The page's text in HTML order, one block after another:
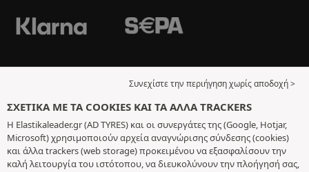
Συνεχίστε την περιήγηση χωρίς αποδοχή >
ΣΧΕΤΙΚΆ ΜΕ ΤΑ COOKIES ΚΑΙ ΤΑ ΆΛΛΑ TRACKERS
Η Elastikaleader.gr (AD TYRES) και οι συνεργάτες της (Google, Hotjar,
Microsoft) χρησιμοποιούν αρχεία αναγνώρισης σύνδεσης (cookies)
και άλλα trackers (web storage) προκειμένου να εξασφαλίσουν την
καλή λειτουργία του ιστότοπου, να διευκολύνουν την πλοήγησή σας,